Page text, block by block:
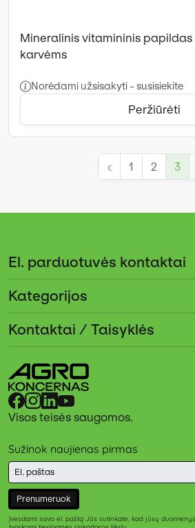
Mineralinis vitamininis papildas
karvėms
Norėdami užsisakyti - susisiekite
Peržiūrėti
1 2 3
El. parduotuvės kontaktai
Kategorijos
Kontaktai / Taisyklės
Visos teisės saugomos.
Sužinok naujienas pirmas
Prenumeruok
Įvesdami savo el. paštą Jūs sutinkate, kad jūsų